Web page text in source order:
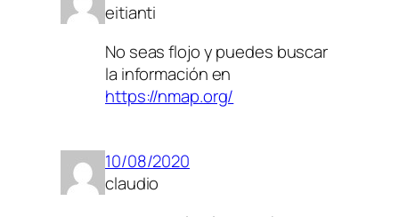
eitianti
No seas flojo y puedes buscar
la información en
https://nmap.org/
10/08/2020
claudio